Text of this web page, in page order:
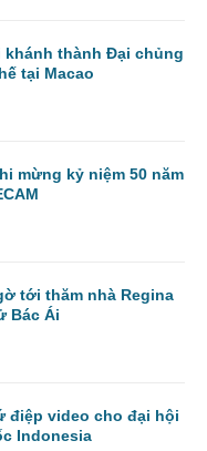
khánh thành Đại chủng
tại Macao
mừng kỷ niệm 50 năm
tới thăm nhà Regina
Bác Ái
điệp video cho đại hội
Indonesia